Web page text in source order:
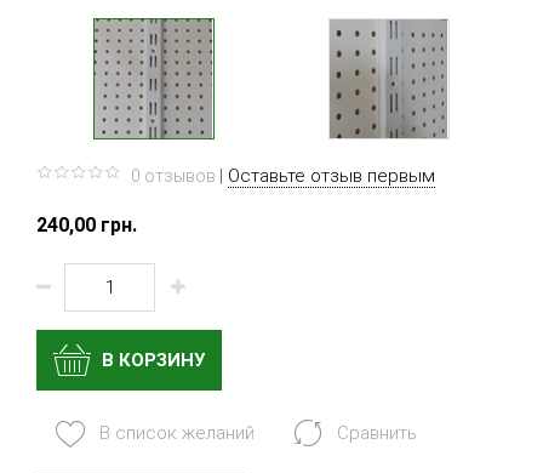
0 отзывов | Оставьте отзыв первым
240,00 грн.
В КОРЗИНУ
В список желаний Сравнить